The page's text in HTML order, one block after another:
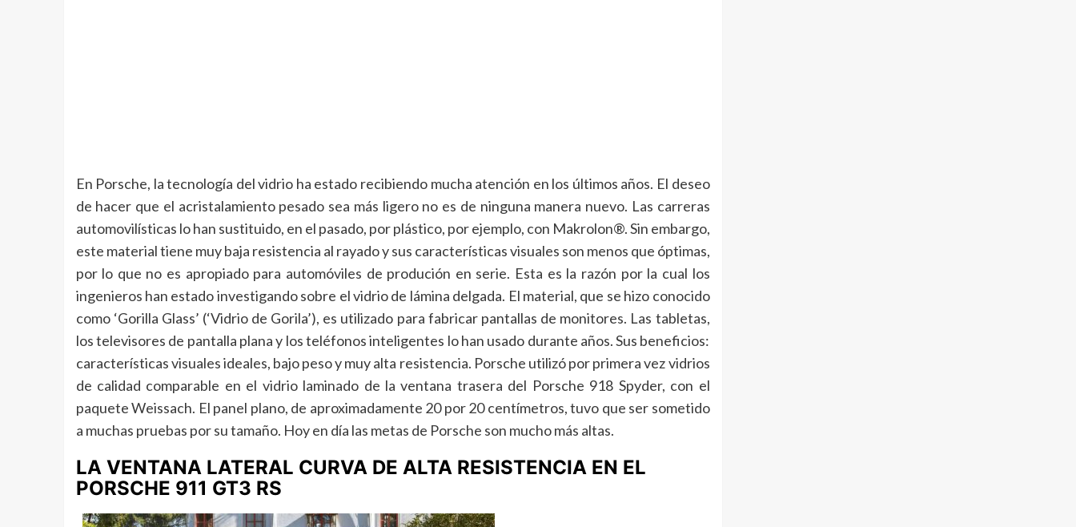
En Porsche, la tecnología del vidrio ha estado recibiendo mucha atención en los últimos años. El deseo
de hacer que el acristalamiento pesado sea más ligero no es de ninguna manera nuevo. Las carreras
automovilísticas lo han sustituido, en el pasado, por plástico, por ejemplo, con Makrolon®. Sin embargo,
este material tiene muy baja resistencia al rayado y sus características visuales son menos que óptimas,
por lo que no es apropiado para automóviles de produción en serie. Esta es la razón por la cual los
ingenieros han estado investigando sobre el vidrio de lámina delgada. El material, que se hizo conocido
como ‘Gorilla Glass’ (‘Vidrio de Gorila’), es utilizado para fabricar pantallas de monitores. Las tabletas,
los televisores de pantalla plana y los teléfonos inteligentes lo han usado durante años. Sus beneficios:
características visuales ideales, bajo peso y muy alta resistencia. Porsche utilizó por primera vez vidrios
de calidad comparable en el vidrio laminado de la ventana trasera del Porsche 918 Spyder, con el
paquete Weissach. El panel plano, de aproximadamente 20 por 20 centímetros, tuvo que ser sometido
a muchas pruebas por su tamaño. Hoy en día las metas de Porsche son mucho más altas.
LA VENTANA LATERAL CURVA DE ALTA RESISTENCIA EN EL
PORSCHE 911 GT3 RS